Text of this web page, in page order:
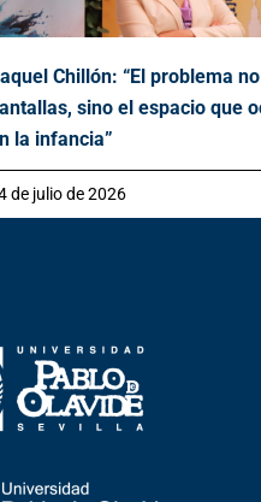
Chillón: “El problema
sino el espacio que
la infancia”
de julio de 2026